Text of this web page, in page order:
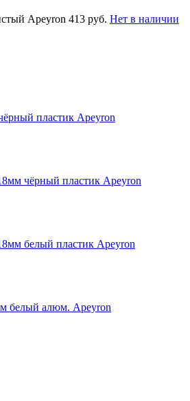
Apeyron 413 руб. Нет в наличии
пластик Apeyron
чёрный пластик Apeyron
белый пластик Apeyron
белый алюм. Apeyron